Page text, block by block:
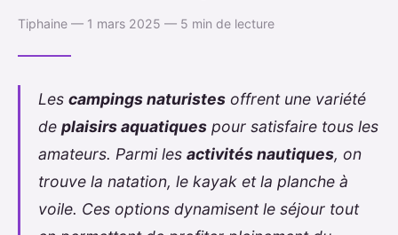
Tiphaine — 1 mars 2025 — 5 min de lecture
Les campings naturistes offrent une variété
de plaisirs aquatiques pour satisfaire tous les
amateurs. Parmi les activités nautiques, on
trouve la natation, le kayak et la planche à
voile. Ces options dynamisent le séjour tout